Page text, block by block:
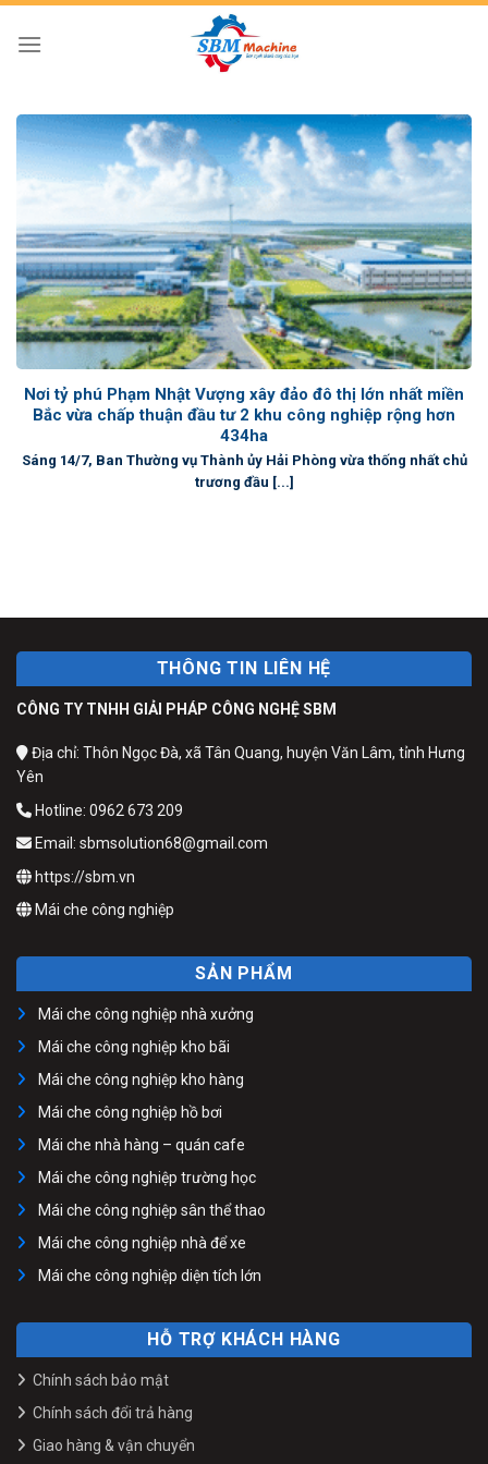
Skip
Nơi tỷ phú Phạm Nhật Vượng xây đảo đô thị lớn nhất miền
Bắc vừa chấp thuận đầu tư 2 khu công nghiệp rộng hơn
434ha
Sáng 14/7, Ban Thường vụ Thành ủy Hải Phòng vừa thống nhất chủ
trương đầu [...]
THÔNG TIN LIÊN HỆ
CÔNG TY TNHH GIẢI PHÁP CÔNG NGHỆ SBM
Địa chỉ: Thôn Ngọc Đà, xã Tân Quang, huyện Văn Lâm, tỉnh Hưng
Yên
Hotline: 0962 673 209
Email: sbmsolution68@gmail.com
https://sbm.vn
Mái che công nghiệp
SẢN PHẨM
Mái che công nghiệp nhà xưởng
Mái che công nghiệp kho bãi
Mái che công nghiệp kho hàng
Mái che công nghiệp hồ bơi
Mái che nhà hàng – quán cafe
Mái che công nghiệp trường học
Mái che công nghiệp sân thể thao
Mái che công nghiệp nhà để xe
Mái che công nghiệp diện tích lớn
HỖ TRỢ KHÁCH HÀNG
Chính sách bảo mật
Chính sách đổi trả hàng
Giao hàng & vận chuyển